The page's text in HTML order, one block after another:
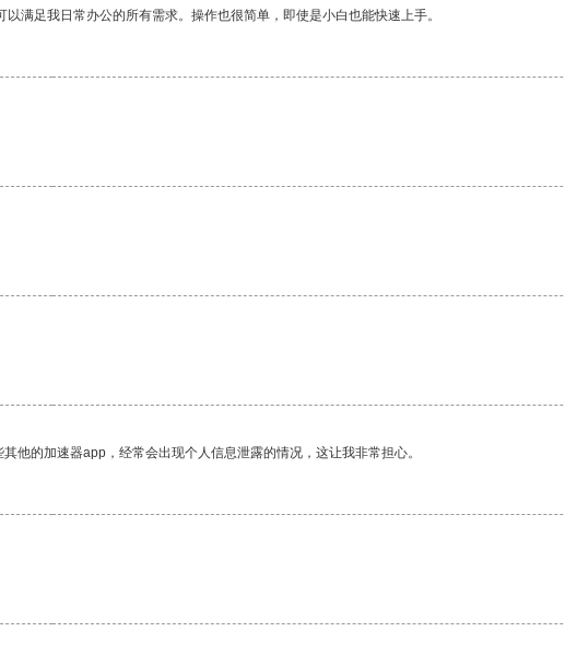
满足我日常办公的所有需求。操作也很简单，即使是小白也能快速上手。
他的加速器app，经常会出现个人信息泄露的情况，这让我非常担心。